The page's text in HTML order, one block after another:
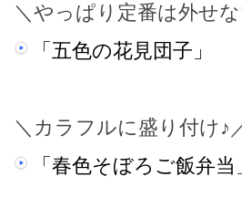
＼やっぱり定番は外せ
「五色の花見団子」
＼カラフルに盛り付け♪
「春色そぼろご飯弁当